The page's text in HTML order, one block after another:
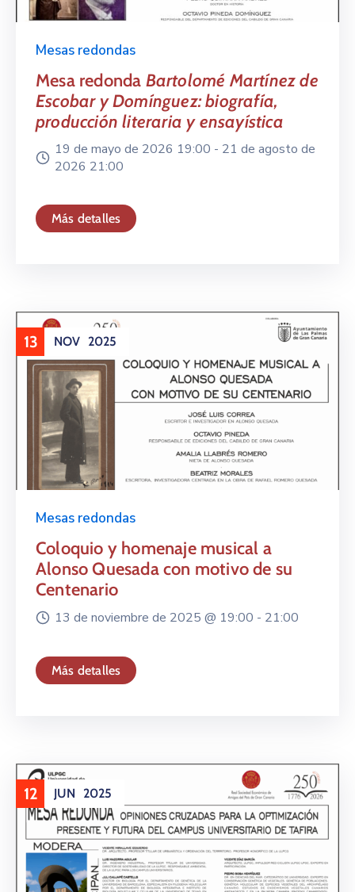
Mesas redondas
Mesa redonda Bartolomé Martínez de
Escobar y Domínguez: biografía,
producción literaria y ensayística
19 de mayo de 2026 19:00 - 21 de agosto de
2026 21:00
Más detalles
13 NOV 2025
Mesas redondas
Coloquio y homenaje musical a
Alonso Quesada con motivo de su
Centenario
13 de noviembre de 2025 @ 19:00 - 21:00
Más detalles
12 JUN 2025